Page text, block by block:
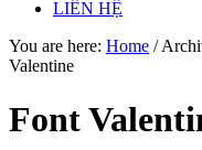
LIÊN HỆ
You are here: Home /
Valentine
Font